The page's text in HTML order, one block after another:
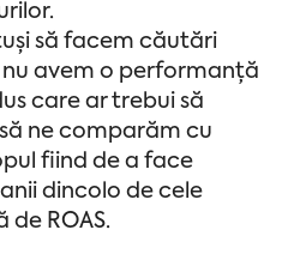
să facem căutări
avem o performanță
care ar trebui să
ne comparăm cu
fiind de a face
dincolo de cele
de ROAS.